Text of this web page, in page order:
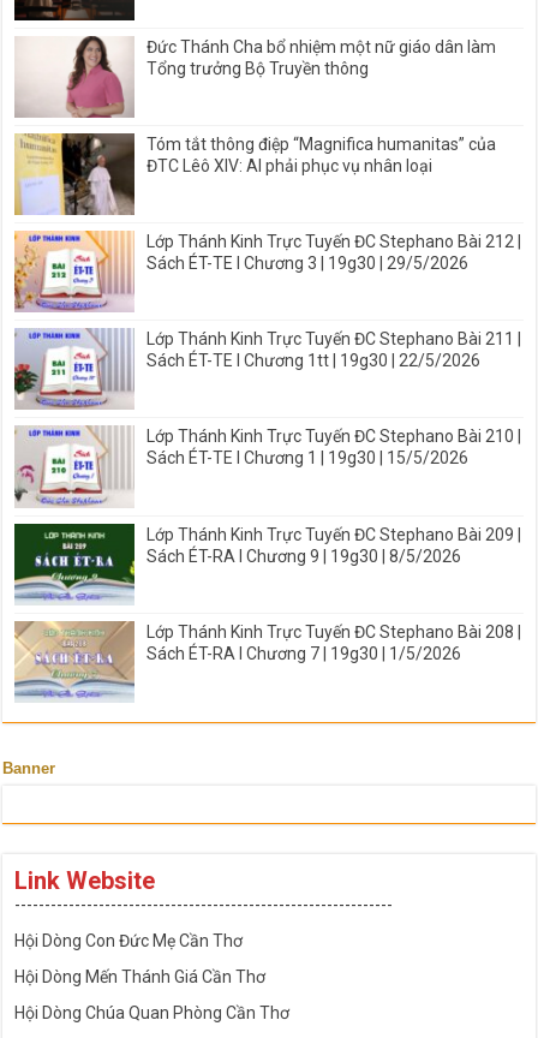
Đức Thánh Cha bổ nhiệm một nữ giáo dân làm
Tổng trưởng Bộ Truyền thông
Tóm tắt thông điệp “Magnifica humanitas” của
ĐTC Lêô XIV: AI phải phục vụ nhân loại
Lớp Thánh Kinh Trực Tuyến ĐC Stephano Bài 212 |
Sách ÉT-TE I Chương 3 | 19g30 | 29/5/2026
Lớp Thánh Kinh Trực Tuyến ĐC Stephano Bài 211 |
Sách ÉT-TE I Chương 1tt | 19g30 | 22/5/2026
Lớp Thánh Kinh Trực Tuyến ĐC Stephano Bài 210 |
Sách ÉT-TE I Chương 1 | 19g30 | 15/5/2026
Lớp Thánh Kinh Trực Tuyến ĐC Stephano Bài 209 |
Sách ÉT-RA I Chương 9 | 19g30 | 8/5/2026
Lớp Thánh Kinh Trực Tuyến ĐC Stephano Bài 208 |
Sách ÉT-RA I Chương 7 | 19g30 | 1/5/2026
Banner
Link Website
---------------------------------------------------------------
Hội Dòng Con Đức Mẹ Cần Thơ
Hội Dòng Mến Thánh Giá Cần Thơ
Hội Dòng Chúa Quan Phòng Cần Thơ